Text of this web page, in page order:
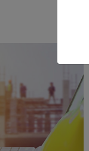
interesse